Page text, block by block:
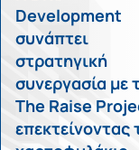
Development
συνάπτει
στρατηγική
συνεργασία με
The Raise
επεκτείνοντας